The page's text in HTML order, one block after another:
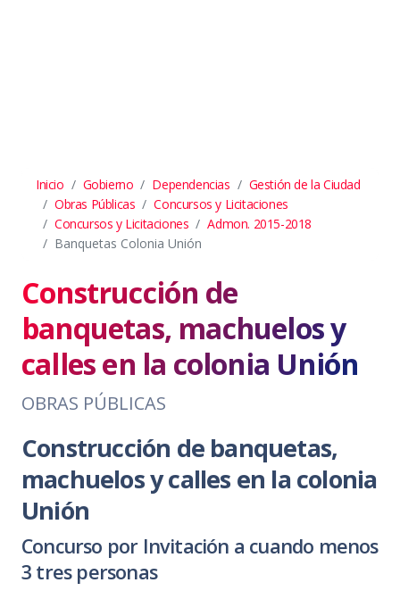
Inicio Gobierno Dependencias
Gestión de la Ciudad
Obras Públicas
Concursos y Licitaciones
Concursos y Licitaciones
Admon. 2015-2018
Banquetas Colonia Unión
Construcción de
banquetas, machuelos y
calles en la colonia Unión
OBRAS PÚBLICAS
Construcción de banquetas,
machuelos y calles en la colonia
Unión
Concurso por Invitación a cuando menos
3 tres personas